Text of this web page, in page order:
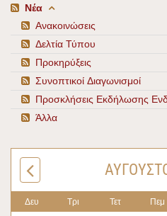
Νέα
Ανακοινώσεις
Δελτία Τύπου
Προκηρύξεις
Συνοπτικοί Διαγωνισμοί
Προσκλήσεις Εκδήλωσης
Άλλα
Δευ Τρι Τετ Πεμ